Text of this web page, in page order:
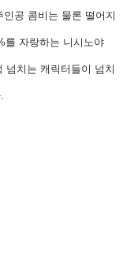
공 콤비는 물론 떨어지
를 자랑하는 니시노야
넘치는 캐릭터들이 넘치